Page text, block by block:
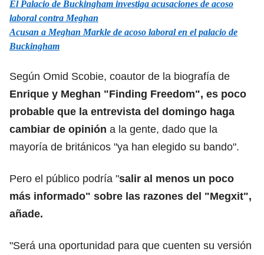
El Palacio de Buckingham investiga acusaciones de acoso
laboral contra Meghan
Acusan a Meghan Markle de acoso laboral en el palacio de
Buckingham
Según Omid Scobie, coautor de la biografía de
Enrique y Meghan "Finding Freedom", es poco
probable que la entrevista del domingo haga
cambiar de opinión a la gente, dado que la
mayoría de británicos "ya han elegido su bando".
Pero el público podría "salir al menos un poco
más informado" sobre las razones del "Megxit",
añade.
"Será una oportunidad para que cuenten su versión